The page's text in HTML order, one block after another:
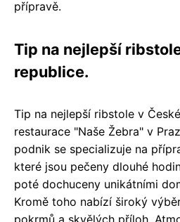
přípravě.
Tip na nejlepší
republice.
Tip na nejlepší ribstole v
restaurace "Naše Žebra" v
podnik se specializuje na
které jsou pečeny dlouhé
poté dochuceny unikátními
Kromě toho nabízí široký
pokrmů a skvělých příloh.